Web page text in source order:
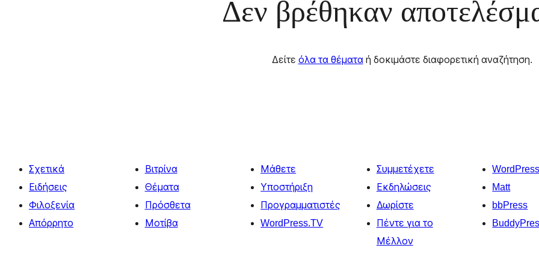
Δεν βρέθηκαν
Δείτε όλα τα θέματαή δοκιμάστε διαφορετική αναζήτηση.
Σχετικά
Ειδήσεις
Φιλοξενία
Απόρρητο
Βιτρίνα
Θέματα
Πρόσθετα
Μοτίβα
Μάθετε
Υποστήριξη
Προγραμματιστές
WordPress.TV
Συμμετέχετε
Εκδηλώσεις
Δωρίστε
Πέντε για το
Μέλλον
Matt
bbPress